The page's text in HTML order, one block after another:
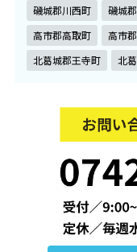
磯城郡川西町
磯城
高市郡高取町
高市
北葛城郡王寺町
北